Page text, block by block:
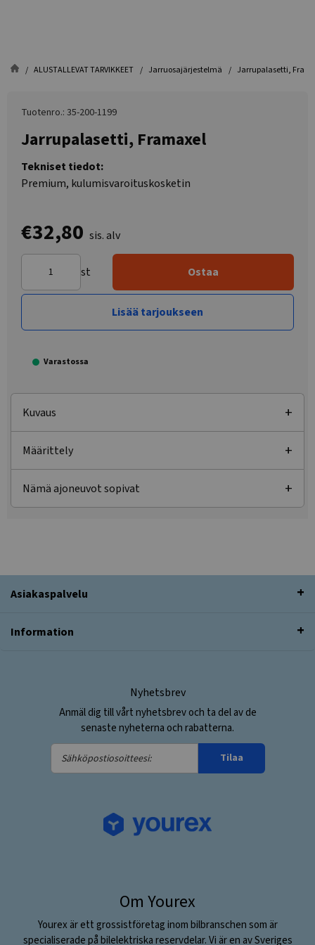
ALUSTALLEVAT TARVIKKEET Jarruosajärjestelmä Jarrupalasetti,
Tuotenro.: 35-200-1199
Jarrupalasetti, Framaxel
Tekniset tiedot:
Premium, kulumisvaroituskosketin
€32,80 sis. alv
st Ostaa
Lisää tarjoukseen
Varastossa
Kuvaus
Määrittely
Nämä ajoneuvot sopivat
Asiakaspalvelu
Information
Nyhetsbrev
Anmäl dig till vårt nyhetsbrev och ta del av de
senaste nyheterna och rabatterna.
Sähköpostiosoitteesi:
Tilaa
Om Yourex
Yourex är ett grossistföretag inom bilbranschen som är
specialiserade på bilelektriska reservdelar. Vi är en av Sveriges